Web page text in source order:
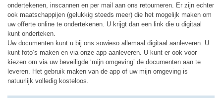
ondertekenen, inscannen en per mail aan ons retourneren. Er zijn echter
ook maatschappijen (gelukkig steeds meer) die het mogelijk maken om
uw offerte online te ondertekenen. U krijgt dan een link die u digitaal
kunt onderteken.
Uw documenten kunt u bij ons sowieso allemaal digitaal aanleveren. U
kunt foto’s maken en via onze app aanleveren. U kunt er ook voor
kiezen om via uw beveiligde ‘mijn omgeving’ de documenten aan te
leveren. Het gebruik maken van de app of uw mijn omgeving is
natuurlijk volledig kosteloos.